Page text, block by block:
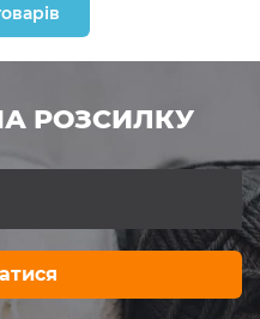
РОЗСИЛКУ